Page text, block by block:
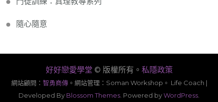
隨心隨意
好好戀愛學堂 © 版權所有。 私隱政策
網站顧問： 智勇商傳。 網站管理：Soman Workshop。 Life Coach |
Developed By Blossom Themes. Powered byWordPress.